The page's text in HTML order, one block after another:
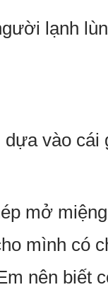
lạnh
vào cái
mở
mình có
nên biết